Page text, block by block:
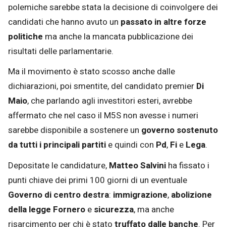
polemiche sarebbe stata la decisione di coinvolgere dei
candidati che hanno avuto un passato in altre forze
politiche ma anche la mancata pubblicazione dei
risultati delle parlamentarie.
Ma il movimento è stato scosso anche dalle
dichiarazioni, poi smentite, del candidato premier Di
Maio, che parlando agli investitori esteri, avrebbe
affermato che nel caso il M5S non avesse i numeri
sarebbe disponibile a sostenere un governo sostenuto
da tutti i principali partiti e quindi con Pd, Fi e Lega.
Depositate le candidature, Matteo Salvini ha fissato i
punti chiave dei primi 100 giorni di un eventuale
Governo di centro destra: immigrazione, abolizione
della legge Fornero e sicurezza, ma anche
risarcimento per chi è stato truffato dalle banche. Per